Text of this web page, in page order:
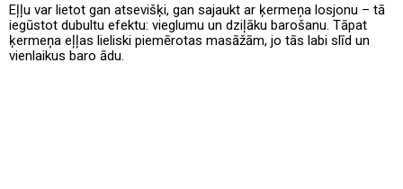
Eļļu var lietot gan atsevišķi, gan sajaukt ar ķermeņa losjonu – tā
iegūstot dubultu efektu: vieglumu un dziļāku barošanu. Tāpat
ķermeņa eļļas lieliski piemērotas masāžām, jo tās labi slīd un
vienlaikus baro ādu.